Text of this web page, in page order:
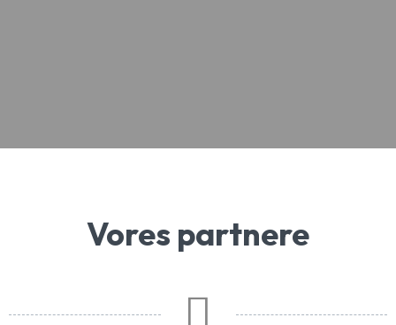
Vores partnere